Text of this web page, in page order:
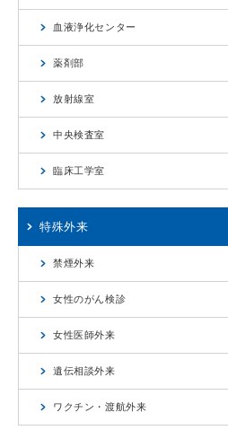
血液浄化センター
薬剤部
放射線室
中央検査室
臨床工学室
特殊外来
禁煙外来
女性のがん検診
女性医師外来
遺伝相談外来
ワクチン・渡航外来